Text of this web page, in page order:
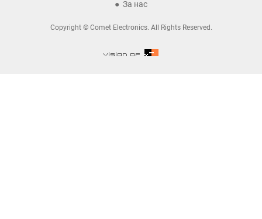
За нас
Copyright © Comet Electronics. All Rights Reserved.